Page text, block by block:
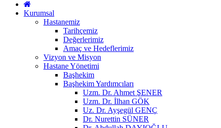
Kurumsal
Hastanemiz
Tarihçemiz
Değerlerimiz
Amaç ve Hedeflerimiz
Vizyon ve Misyon
Hastane Yönetimi
Başhekim
Başhekim Yardımcıları
Uzm. Dr. Ahmet ŞENER
Uzm. Dr. İlhan GÖK
Uz. Dr. Ayşegül GENÇ
Dr. Nurettin SÜNER